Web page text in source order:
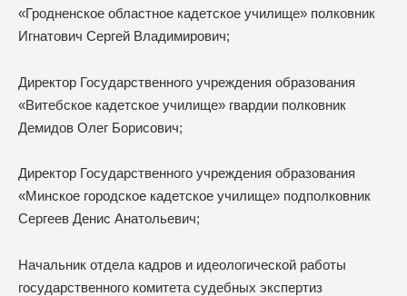
«Гродненское областное кадетское училище» полковник
Игнатович Сергей Владимирович;
Директор Государственного учреждения образования
«Витебское кадетское училище» гвардии полковник
Демидов Олег Борисович;
Директор Государственного учреждения образования
«Минское городское кадетское училище» подполковник
Сергеев Денис Анатольевич;
Начальник отдела кадров и идеологической работы
государственного комитета судебных экспертиз